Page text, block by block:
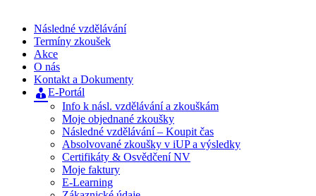
Následné vzdělávání
Termíny zkoušek
Akce
O nás
Kontakt a Dokumenty
E-Portál
Info k násl. vzdělávání a zkouškám
Moje objednané zkoušky
Následné vzdělávání – Koupit čas
Absolvované zkoušky v iUP a výsledky
Certifikáty & Osvědčení NV
Moje faktury
E-Learning